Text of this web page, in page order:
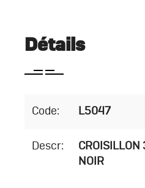
Détails
Code: L5047
Descr:
NOIR